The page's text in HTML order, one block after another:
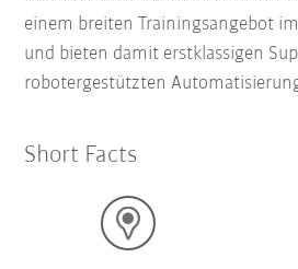
einem breiten Trainingsangebot
und bieten damit erstklassigen
robotergestützten
Short Facts